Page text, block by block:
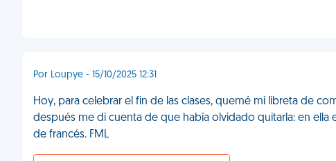
Por Loupye - 15/10/2025 12:31
Hoy, para celebrar el fin de las clases, quemé mi libreta de
después me di cuenta de que había olvidado quitarla: en
de francés. FML